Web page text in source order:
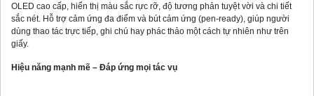
OLED cao cấp, hiển thị màu sắc rực rỡ, độ tương phản tuyệt vời và chi tiết
sắc nét. Hỗ trợ cảm ứng đa điểm và bút cảm ứng (pen-ready), giúp người
dùng thao tác trực tiếp, ghi chú hay phác thảo một cách tự nhiên như trên
giấy.
Hiệu năng mạnh mẽ – Đáp ứng mọi tác vụ